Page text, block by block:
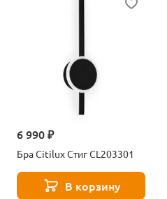
6 990 ₽
Бра Citilux Стиг CL203301
В корзину